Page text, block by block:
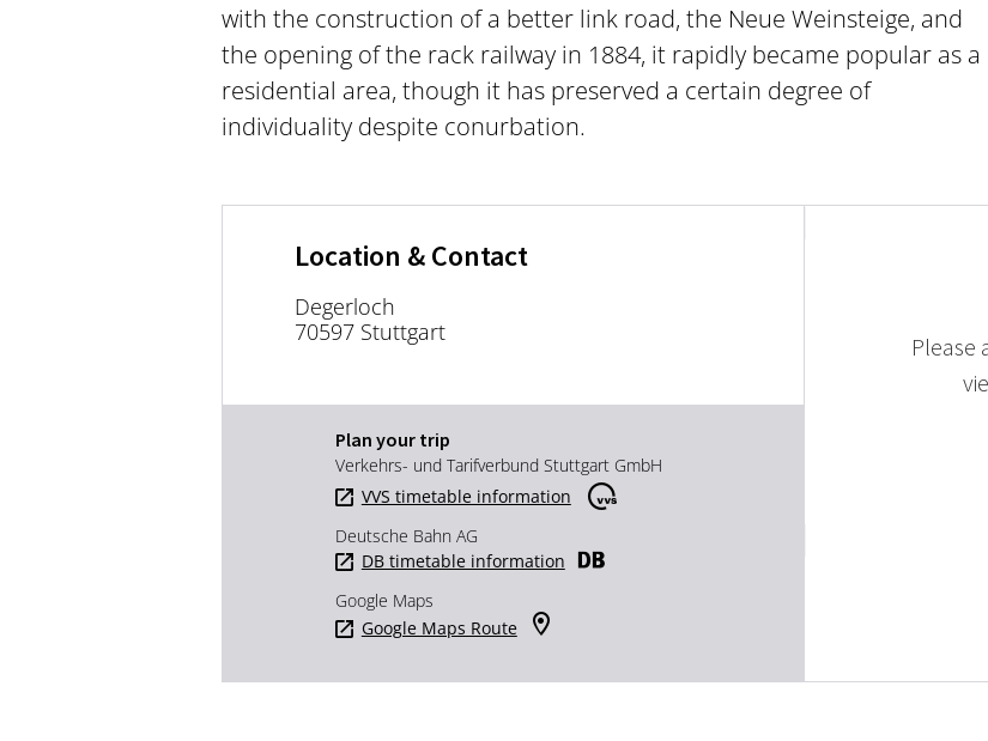
with the construction of a better link road, the Neue Weinsteige, and
the opening of the rack railway in 1884, it rapidly became popular as a
residential area, though it has preserved a certain degree of
individuality despite conurbation.
Location & Contact
Degerloch
70597 Stuttgart
Plan your trip
Verkehrs- und Tarifverbund Stuttgart GmbH
VVS timetable information
Deutsche Bahn AG
DB timetable information
Google Maps
Google Maps Route
Please